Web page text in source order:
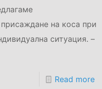
на коса при
ситуация. –
Read more